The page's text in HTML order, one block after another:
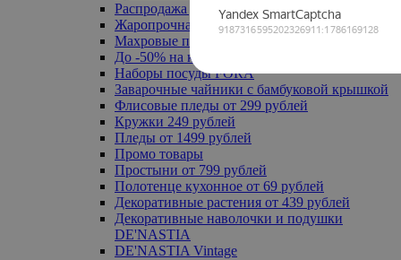
Распродажа до -50%
Жаропрочная посуда
Махровые полотенца
До -50% на ковры
Наборы посуды FORA
Заварочные чайники с бамбуковой крышкой
Флисовые пледы от 299 рублей
Кружки 249 рублей
Пледы от 1499 рублей
Промо товары
Простыни от 799 рублей
Полотенце кухонное от 69 рублей
Декоративные растения от 439 рублей
Декоративные наволочки и подушки
DE'NASTIA
DE'NASTIA Vintage